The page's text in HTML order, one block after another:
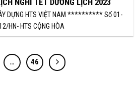
NGHỈ TẾT DƯƠNG LỊCH 2023
DỰNG HTS VIỆT NAM ********** Số 01-
HN- HTS CỘNG HÒA
… 46